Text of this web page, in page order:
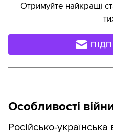
Отримуйте найкращі
Особливості
Російсько-українська